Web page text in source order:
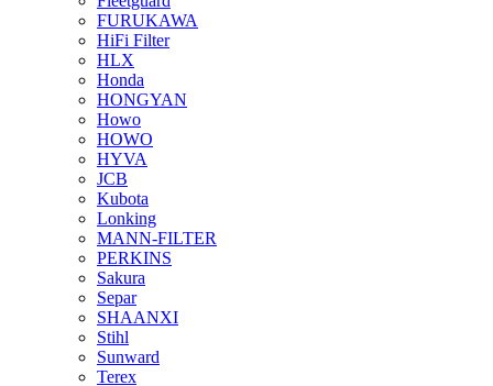
FURUKAWA
HiFi Filter
HLX
Honda
HONGYAN
Howo
HOWO
HYVA
JCB
Kubota
Lonking
MANN-FILTER
PERKINS
Sakura
Separ
SHAANXI
Stihl
Sunward
Terex